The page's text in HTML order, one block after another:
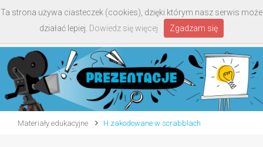
Materiały edukacyjne H zakodowane w scrabblach
Ta strona używa ciasteczek (cookies), dzięki którym nasz serwis może
działać lepiej. Dowiedz się więcej Zgadzam się